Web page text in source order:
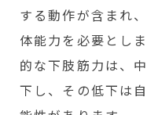
する動作が含まれ
体能力を必要とし
的な下肢筋力は、
下し、その低下は